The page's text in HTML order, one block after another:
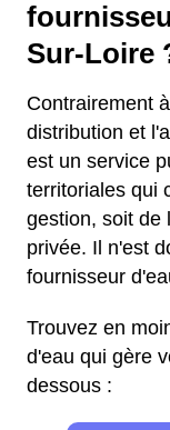
Sur-Loire
Contrairement
distribution et
est un service
territoriales qui
gestion, soit de
privée. Il n'est
fournisseur
Trouvez en
d'eau qui gère
dessous :